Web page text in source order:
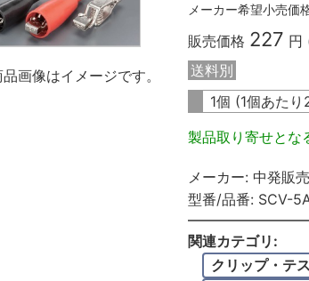
画像はイメージです。
メーカー希望小売価
販売価格 227 円
送料別
1個 (1個あたり
製品取り寄せとな
メーカー: 中発販売
型番/品番: SCV-
関連カテゴリ:
クリップ・テ